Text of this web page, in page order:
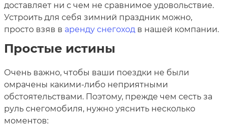
доставляет ни с чем не сравнимое удовольствие.
Устроить для себя зимний праздник можно,
просто взяв в аренду снегоходв нашей компании.
Простые истины
Очень важно, чтобы ваши поездки не были
омрачены какими-либо неприятными
обстоятельствами. Поэтому, прежде чем сесть за
руль снегомобиля, нужно уяснить несколько
моментов: